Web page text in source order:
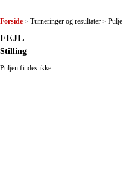
Forside > Turneringer og resultater > Pulje
FEJL
Stilling
Puljen findes ikke.